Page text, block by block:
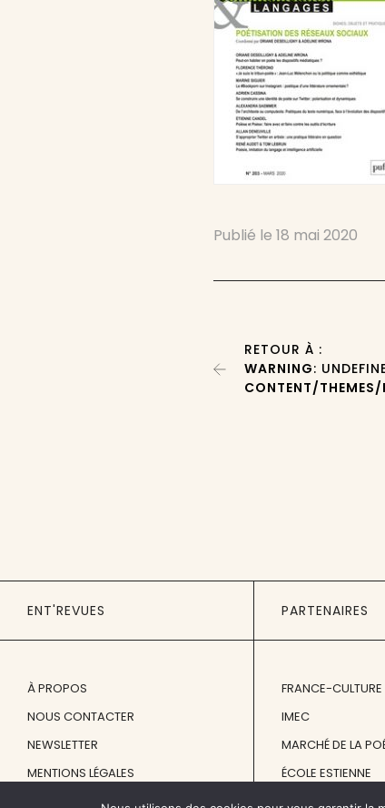
Publié le18 mai 2020
RETOUR À :
WARNING:
CONTENT/THEMES/
ENT'REVUES
À PROPOS
NOUS CONTACTER
NEWSLETTER
MENTIONS LÉGALES
PARTENAIRES
FRANCE-CULTURE
IMEC
MARCHÉ DE LA
ÉCOLE ESTIENNE